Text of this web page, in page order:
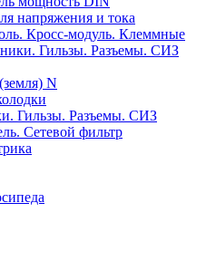
напряжения и тока
Кросс-модуль. Клеммные
Гильзы. Разъемы. СИЗ
N
Гильзы. Разъемы. СИЗ
Сетевой фильтр